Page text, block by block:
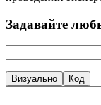
Задавайте
Визуально Код